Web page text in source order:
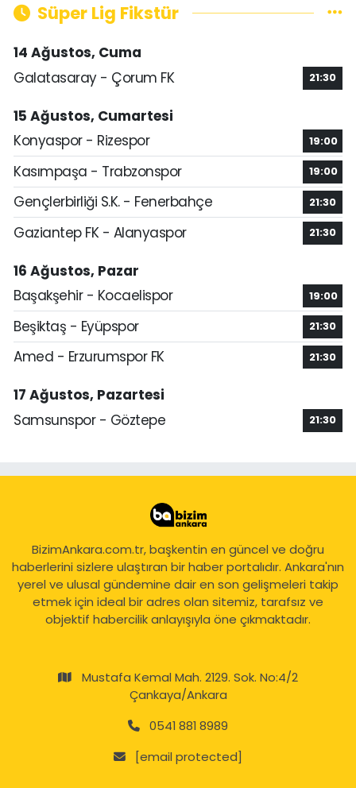
Süper Lig Fikstür
14 Ağustos, Cuma
Galatasaray - Çorum FK
21:30
15 Ağustos, Cumartesi
Konyaspor - Rizespor
19:00
Kasımpaşa - Trabzonspor 19:00
Gençlerbirliği S.K. - Fenerbahçe 21:30
Gaziantep FK - Alanyaspor 21:30
16 Ağustos, Pazar
Başakşehir - Kocaelispor
19:00
Beşiktaş - Eyüpspor 21:30
Amed - Erzurumspor FK 21:30
17 Ağustos, Pazartesi
Samsunspor - Göztepe
21:30
BizimAnkara.com.tr, başkentin en güncel ve doğru
haberlerini sizlere ulaştıran bir haber portalıdır. Ankara'nın
yerel ve ulusal gündemine dair en son gelişmeleri takip
etmek için ideal bir adres olan sitemiz, tarafsız ve
objektif habercilik anlayışıyla öne çıkmaktadır.
Mustafa Kemal Mah. 2129. Sok. No:4/2
Çankaya/Ankara
0541 881 8989
[email protected]